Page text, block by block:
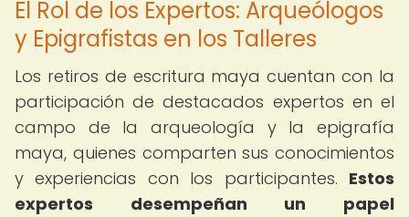
El Rol de los Expertos: Arqueólogos
y Epigrafistas en los Talleres
Los retiros de escritura maya cuentan con la
participación de destacados expertos en el
campo de la arqueología y la epigrafía
maya, quienes comparten sus conocimientos
y experiencias con los participantes. Estos
expertos desempeñan un papel